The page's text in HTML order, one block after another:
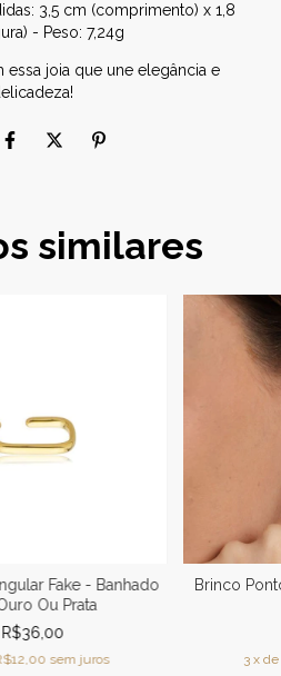
3,5 cm (comprimento) x 1,8
- Peso: 7,24g
essa joia que une elegância e
similares
Fake - Banhado
Ou Prata
R$36,00
sem juros
Brinco
3 x